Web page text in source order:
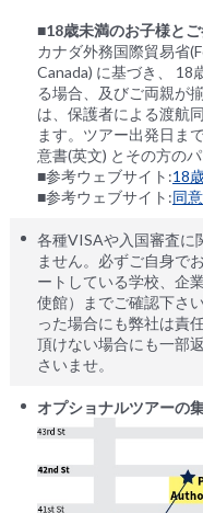
■18歳未満のお子様と
カナダ外務国際貿易省
Canada) に基づき、 18
る場合、及びご両親が
は、保護者による渡航
ます。ツアー出発日ま
意書(英文) とその方の
■参考ウェブサイト:18
■参考ウェブサイト:同
各種VISAや入国審査に
ません。必ずご自身で
ートしている学校、企
使館）までご確認下さ
った場合にも弊社は責
頂けない場合にも一部
さいませ。
オプショナルツアーの